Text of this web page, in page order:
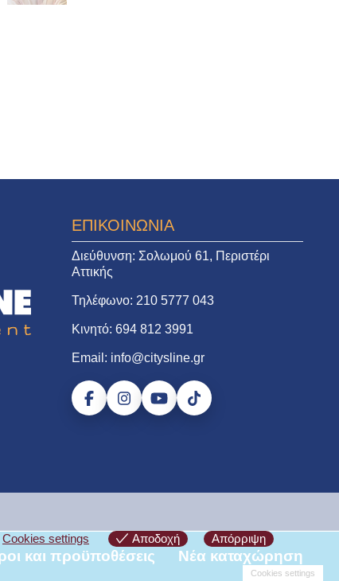
ΕΠΙΚΟΙΝΩΝΙΑ
Διεύθυνση: Σολωμού 61, Περιστέρι
Αττικής
Τηλέφωνο: 210 5777 043
Κινητό: 694 812 3991
Email: info@citysline.gr
και προϋποθέσεις Νέα καταχώρηση
Cookies settings Αποδοχή Απόρριψη
Cookies settings